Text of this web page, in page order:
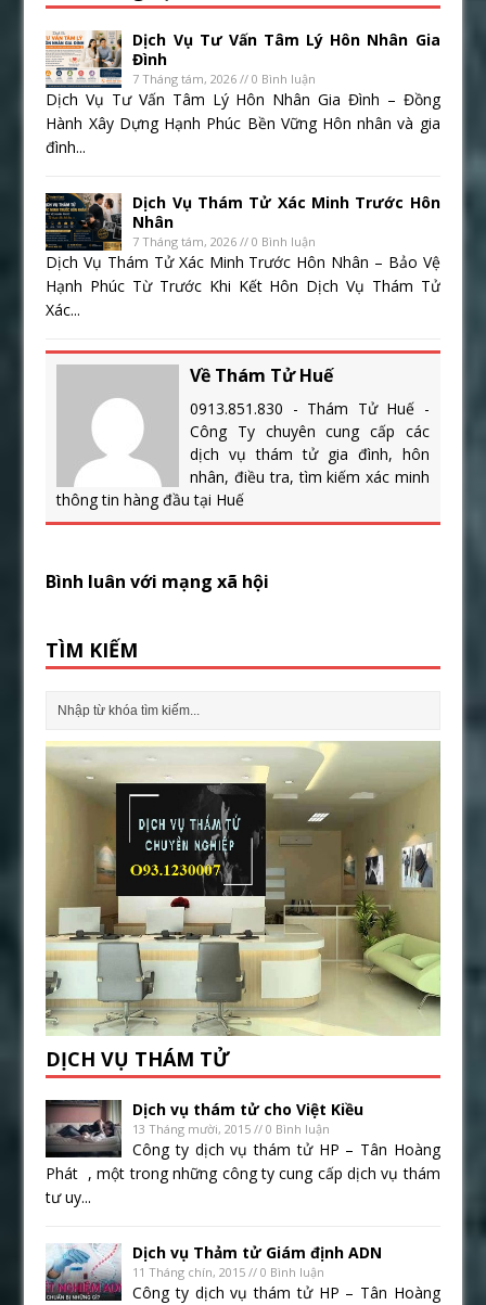
Dịch Vụ Tư Vấn Tâm Lý Hôn Nhân Gia
Đình
7 Tháng tám, 2026 // 0 Bình luận
Dịch Vụ Tư Vấn Tâm Lý Hôn Nhân Gia Đình – Đồng
Hành Xây Dựng Hạnh Phúc Bền Vững Hôn nhân và gia
đình...
Dịch Vụ Thám Tử Xác Minh Trước Hôn
Nhân
7 Tháng tám, 2026 // 0 Bình luận
Dịch Vụ Thám Tử Xác Minh Trước Hôn Nhân – Bảo Vệ
Hạnh Phúc Từ Trước Khi Kết Hôn Dịch Vụ Thám Tử
Xác...
Về Thám Tử Huế
0913.851.830 - Thám Tử Huế -
Công Ty chuyên cung cấp các
dịch vụ thám tử gia đình, hôn
nhân, điều tra, tìm kiếm xác minh
thông tin hàng đầu tại Huế
Bình luân với mạng xã hội
TÌM KIẾM
DỊCH VỤ THÁM TỬ
Dịch vụ thám tử cho Việt Kiều
13 Tháng mười, 2015 // 0 Bình luận
Công ty dịch vụ thám tử HP – Tân Hoàng
Phát , một trong những công ty cung cấp dịch vụ thám
tư uy...
Dịch vụ Thảm tử Giám định ADN
11 Tháng chín, 2015 // 0 Bình luận
Công ty dịch vụ thám tử HP – Tân Hoàng